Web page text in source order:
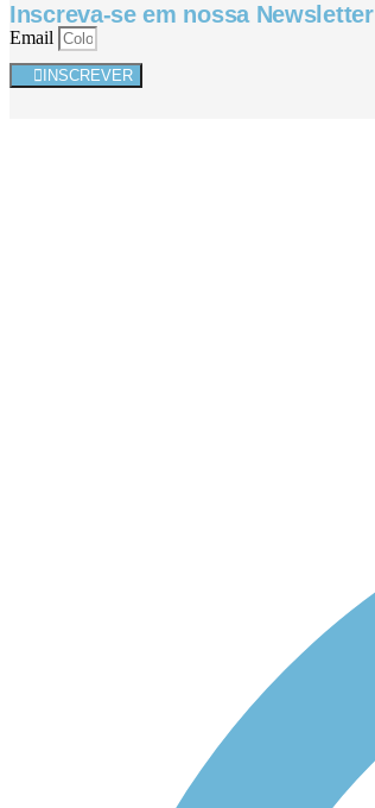
Inscreva-se em nossa Newsletter
Email
INSCREVER